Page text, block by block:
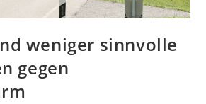
weniger sinnvolle
gegen